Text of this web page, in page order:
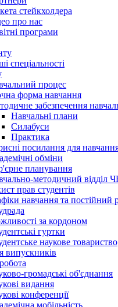
стейкхолдера
про нас
програми
спеціальності
процес
форма навчання
забезпечення
Навчальні плани
Силабуси
Практика
посилання для
обміни
планування
методичний відділ
прав студентів
навчання та постійний
за кордоном
гуртки
наукове товариство
випускників
громадські об'єднання
видання
конференції
мобільність